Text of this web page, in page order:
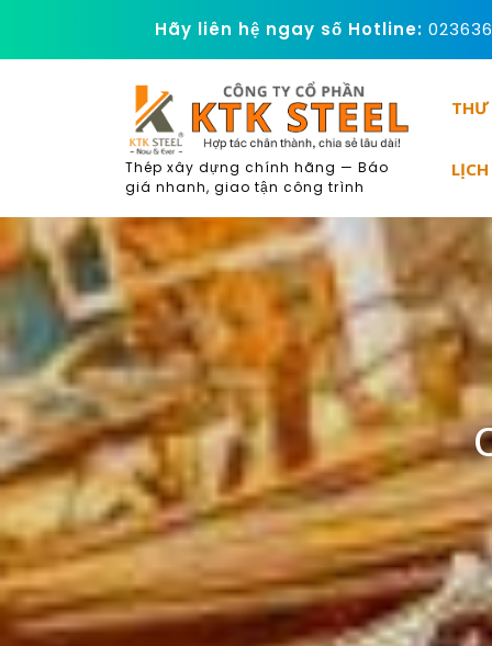
content
Hãy liên hệ ngay số Hotline:
Thép xây dựng chính hãng — Báo
giá nhanh, giao tận công trình
THƯ